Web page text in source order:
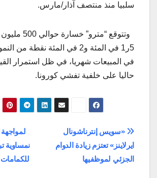
سلبيا منذ منتصف آذار/مارس.
وتتوقع “مترو”
5ر1 في المئة و2 في المئة نقطة
في المبيعات شهريا، في ظل استمرار
حاليا على خلفية تفشي كورونا.
تصفّح
المقالات
نمساوية
«سويس إنترناشونال
ايرلاينز» تعتزم زيادة الدوام
الجزئي لموظفيها